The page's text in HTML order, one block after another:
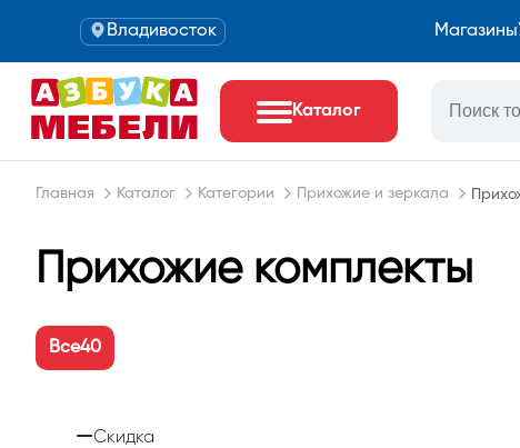
Владивосток Магазины
Каталог
Главная Каталог Категории Прихожие и зеркала
Прихожие комплекты
Все40
Скидка